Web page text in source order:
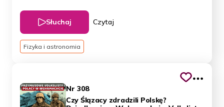
Słuchaj Czytaj
Fizyka i astronomia
Nr 308
Czy Ślązacy zdradzili Polskę?